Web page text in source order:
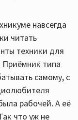
навсегда
читать
техники для
типа
самому, с
рабочей. А её
что уж не